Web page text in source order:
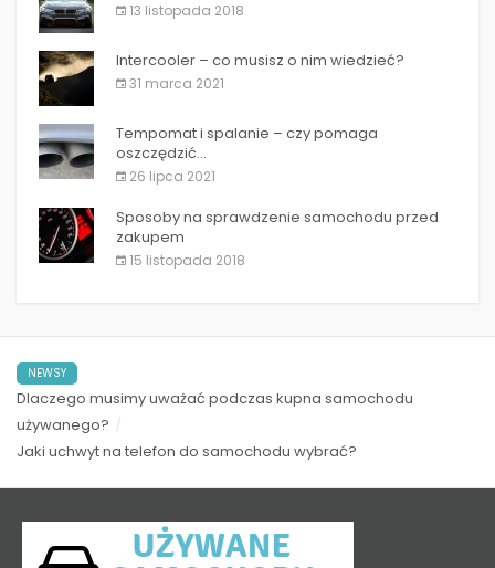
13 listopada 2018
Intercooler – co musisz o nim wiedzieć?
31 marca 2021
Tempomat i spalanie – czy pomaga
oszczędzić...
26 lipca 2021
Sposoby na sprawdzenie samochodu przed
zakupem
15 listopada 2018
NEWSY
Dlaczego musimy uważać podczas kupna samochodu
używanego?
Jaki uchwyt na telefon do samochodu wybrać?